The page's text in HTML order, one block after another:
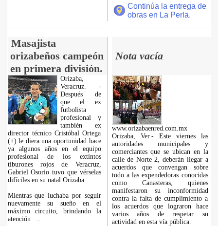
Continúa la entrega de
obras en La Perla.
Masajista
orizabeños campeón
en primera división.
Nota vacía
Orizaba,
Veracruz. -
Después de
que el ex
futbolista
profesional y
también ex
director técnico Cristóbal Ortega
(+) le diera una oportunidad hace
ya algunos años en el equipo
profesional de los extintos
tiburones rojos de Veracruz,
Gabriel Osorio tuvo que vérselas
difíciles en su natal Orizaba.
Mientras que luchaba por seguir
nuevamente su sueño en el
máximo circuito, brindando la
atención
www.orizabaenred.com.mx
Orizaba, Ver.- Este viernes las
autoridades municipales y
comerciantes que se ubican en la
calle de Norte 2, deberán llegar a
acuerdos que convengan sobre
todo a las expendedoras conocidas
como Canasteras, quienes
manifestaron su inconformidad
contra la falta de cumplimiento a
los acuerdos que lograron hace
varios años de respetar su
actividad en esta vía pública.